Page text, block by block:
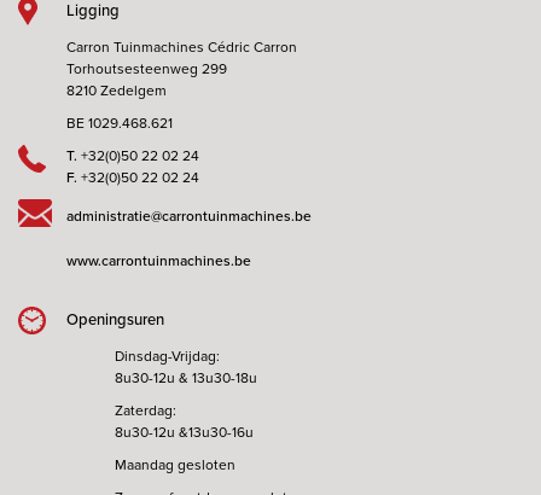
Ligging
Carron Tuinmachines Cédric Carron
Torhoutsesteenweg 299
8210 Zedelgem
BE 1029.468.621
T. +32(0)50 22 02 24
F. +32(0)50 22 02 24
administratie@carrontuinmachines.be
www.carrontuinmachines.be
Openingsuren
Dinsdag-Vrijdag:
8u30-12u & 13u30-18u
Zaterdag:
8u30-12u &13u30-16u
Maandag gesloten